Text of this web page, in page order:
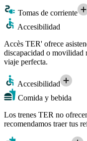
Tomas de corriente
Accesibilidad
Accès TER' ofrece
discapacidad o movilidad
viaje perfecta.
Accesibilidad
Comida y bebida
Los trenes TER no
recomendamos traer tus